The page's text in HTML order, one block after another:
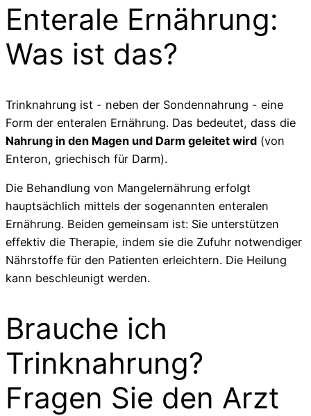
Enterale Ernährung:
Was ist das?
Trinknahrung ist - neben der Sondennahrung - eine
Form der enteralen Ernährung. Das bedeutet, dass die
Nahrung in den Magen und Darm geleitet wird (von
Enteron, griechisch für Darm).
Die Behandlung von Mangelernährung erfolgt
hauptsächlich mittels der sogenannten enteralen
Ernährung. Beiden gemeinsam ist: Sie unterstützen
effektiv die Therapie, indem sie die Zufuhr notwendiger
Nährstoffe für den Patienten erleichtern. Die Heilung
kann beschleunigt werden.
Brauche ich
Trinknahrung?
Fragen Sie den Arzt